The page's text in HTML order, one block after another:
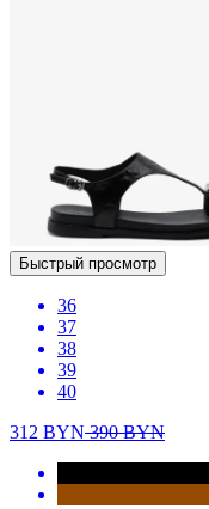
Быстрый просмотр
36
37
38
39
40
312 BYN390BYN